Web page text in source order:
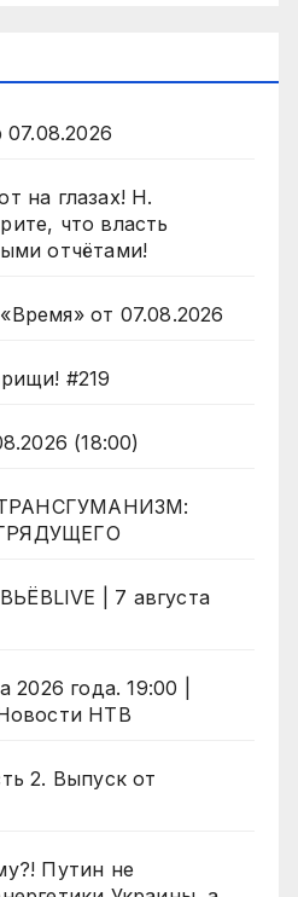
на глазах! Н.
что власть
отчётами!
от 07.08.2026
#219
(18:00)
| 7 августа
2026 года. 19:00 |
НТВ
2. Выпуск от
Путин не